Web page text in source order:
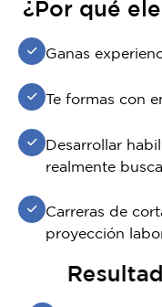
¿Por qué
Ganas
Te formas con
Desarrollar
realmente
Carreras de
proyección